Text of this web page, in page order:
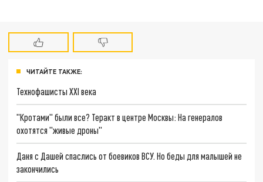
ЧИТАЙТЕ ТАКЖЕ:
Технофашисты XXI века
"Кротами" были все? Теракт в центре Москвы: На генералов
охотятся "живые дроны"
Даня с Дашей спаслись от боевиков ВСУ. Но беды для малышей не
закончились